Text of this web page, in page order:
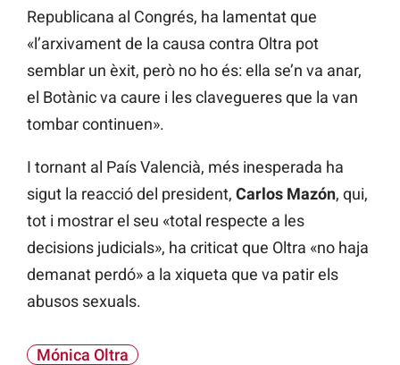
Republicana al Congrés, ha lamentat que
«l’arxivament de la causa contra Oltra pot
semblar un èxit, però no ho és: ella se’n va anar,
el Botànic va caure i les clavegueres que la van
tombar continuen».
I tornant al País Valencià, més inesperada ha
sigut la reacció del president, Carlos Mazón, qui,
tot i mostrar el seu «total respecte a les
decisions judicials», ha criticat que Oltra «no haja
demanat perdó» a la xiqueta que va patir els
abusos sexuals.
Mónica Oltra